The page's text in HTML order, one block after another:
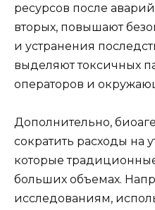
ресурсов после
вторых, повышают
и устранения
выделяют токсичных
операторов и
Дополнительно,
сократить расходы на
которые
больших объемах.
исследованиям,